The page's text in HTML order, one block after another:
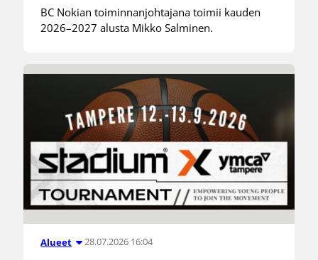
BC Nokian toiminnanjohtajana toimii kauden
2026–2027 alusta Mikko Salminen.
Alueet 28.07.2026 16:04